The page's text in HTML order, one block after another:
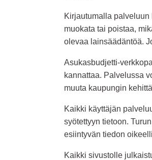
Kirjautumalla
muokata tai poistaa,
olevaa lainsäädäntöä.
Asukasbudjetti-
kannattaa. Palvelussa
muuta kaupungin
Kaikki käyttäjän
syötettyyn tietoon.
esiintyvän tiedon
Kaikki sivustolle